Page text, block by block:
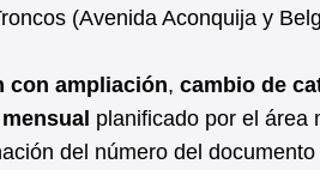
(Avenida Aconquija y
con ampliación, cambio de
planificado por el área
del número del